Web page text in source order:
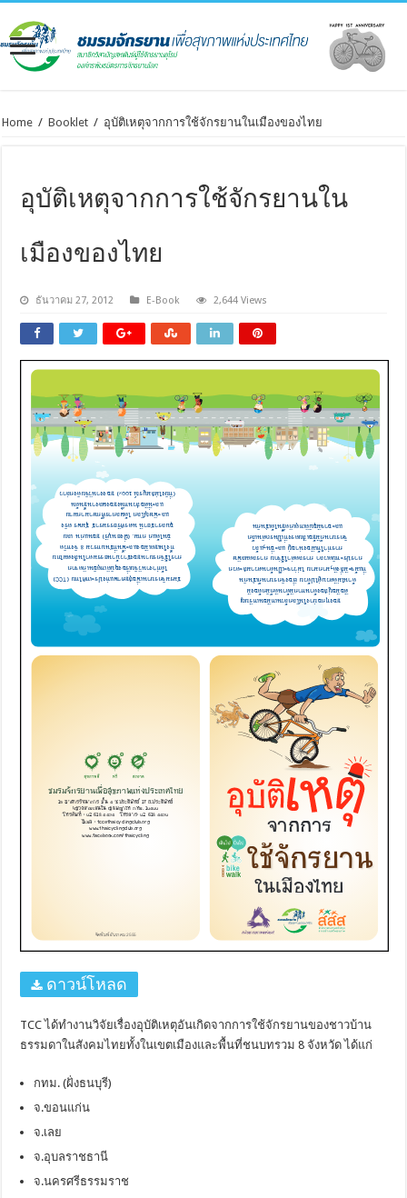
Home / Booklet / อุบัติเหตุจากการใช้จักรยานในเมืองของไทย
อุบัติเหตุจากการใช้จักรยานใน
เมืองของไทย
ธันวาคม 27, 2012 E-Book 2,644 Views
ดาวน์โหลด
TCC ได้ทำงานวิจัยเรื่องอุบัติเหตุอันเกิดจากการใช้จักรยานของชาวบ้าน
ธรรมดาในสังคมไทยทั้งในเขตเมืองและพื้นที่ชนบทรวม 8 จังหวัด ได้แก่
กทม. (ฝั่งธนบุรี)
จ.ขอนแก่น
จ.เลย
จ.อุบลราชธานี
จ.นครศรีธรรมราช